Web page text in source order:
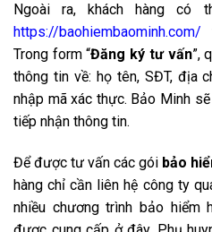
Ngoài ra, khách hàng có
https://baohiembaominh.com/
Trong form “Đăng ký tư vấn”,
thông tin về: họ tên, SĐT, địa
nhập mã xác thực. Bảo Minh
tiếp nhận thông tin.
Để được tư vấn các gói bảo
hàng chỉ cần liên hệ công ty
nhiều chương trình bảo hiểm